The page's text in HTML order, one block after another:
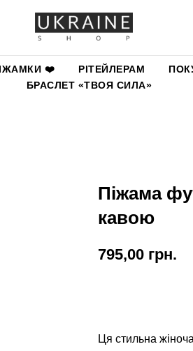
❤️ РІТЕЙЛЕРАМ
БРАСЛЕТ «ТВОЯ СИЛА»
Піжама
кавою
795,00 грн.
Ця стильна